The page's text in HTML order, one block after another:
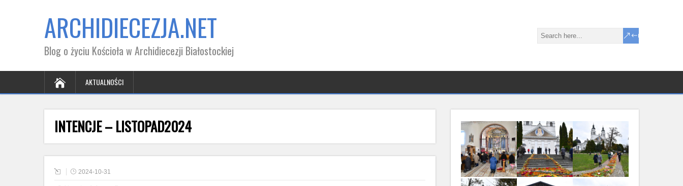
ARCHIDIECEZJA.NET
Blog o życiu Kościoła w Archidiecezji Białostockiej
AKTUALNOŚCI
INTENCJE – LISTOPAD2024
2024-10-31